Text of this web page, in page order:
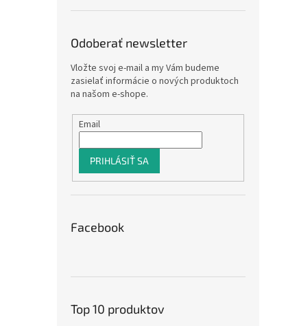
Odoberať newsletter
Vložte svoj e-mail a my Vám budeme
zasielať informácie o nových produktoch
na našom e-shope.
Email
PRIHLÁSIŤ SA
Facebook
Top 10 produktov